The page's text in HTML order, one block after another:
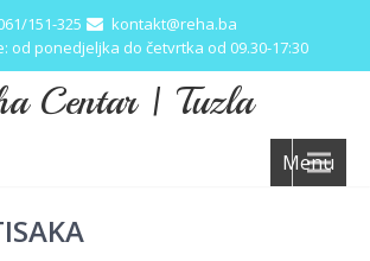
151-325
kontakt@reha.ba
od ponedjeljka do četvrtka od 09.30-17:30
Centar | Tuzla
Menu